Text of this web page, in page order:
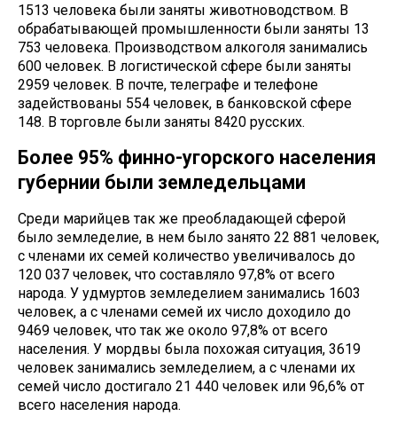
1513 человека были заняты животноводством. В
обрабатывающей промышленности были заняты 13
753 человека. Производством алкоголя занимались
600 человек. В логистической сфере были заняты
2959 человек. В почте, телеграфе и телефоне
задействованы 554 человек, в банковской сфере
148. В торговле были заняты 8420 русских.
Более 95% финно-угорского населения
губернии были земледельцами
Среди марийцев так же преобладающей сферой
было земледелие, в нем было занято 22 881 человек,
с членами их семей количество увеличивалось до
120 037 человек, что составляло 97,8% от всего
народа. У удмуртов земледелием занимались 1603
человек, а с членами семей их число доходило до
9469 человек, что так же около 97,8% от всего
населения. У мордвы была похожая ситуация, 3619
человек занимались земледелием, а с членами их
семей число достигало 21 440 человек или 96,6% от
всего населения народа.